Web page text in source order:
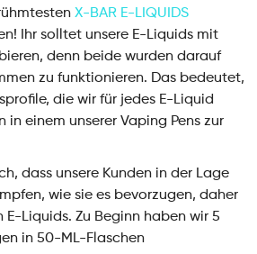
X-BAR E-LIQUIDS
Ihr solltet unsere E-Liquids mit
denn beide wurden darauf
zu funktionieren. Das bedeutet,
die wir für jedes E-Liquid
in einem unserer Vaping Pens zur
dass unsere Kunden in der Lage
wie sie es bevorzugen, daher
E-Liquids. Zu Beginn haben wir 5
in 50-ML-Flaschen